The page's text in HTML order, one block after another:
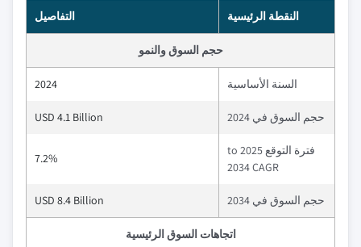
النقطة الرئيسية التفاصيل
حجم السوق والنمو
السنة الأساسية 2024
حجم السوق في 2024 USD 4.1 Billion
فترة التوقع 2025 to
2034 CAGR
7.2%
حجم السوق في 2034 USD 8.4 Billion
اتجاهات السوق الرئيسية